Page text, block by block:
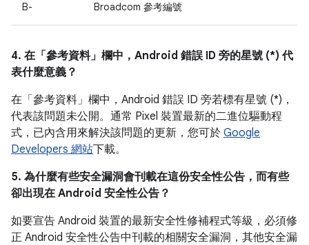
B- Broadcom 參考編號
4. 在「參考資料」 欄中，Android 錯誤 ID 旁的星號 (*) 代
表什麼意義？
在「參考資料」欄中， Android 錯誤 ID 旁若標有星號 (*)，
代表該問題未公開。通常 Pixel 裝置最新的二進位驅動程
式，已內含用來解決該問題的更新，您可於 Google
Developers 網站下載。
5. 為什麼有些安全漏洞會刊載在這份安全性公告，而有些
卻出現在 Android 安全性公告？
如要宣告 Android 裝置的最新安全性修補程式等級，必須修
正 Android 安全性公告中刊載的相關安全漏洞，其他安全漏